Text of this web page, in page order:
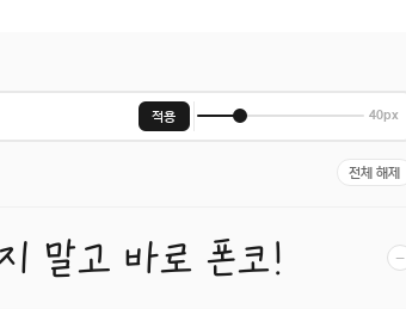
적용 40px
전체 해제
말고 바로 폰코! −